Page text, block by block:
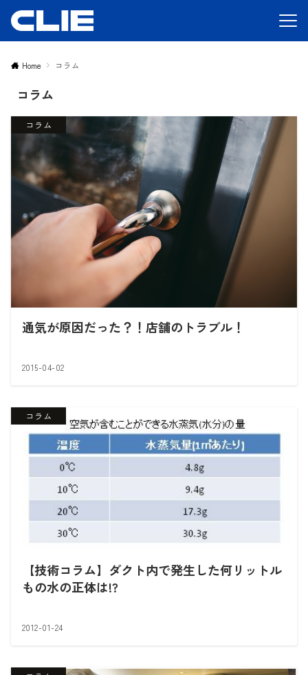
Home コラム
コラム
コラム
通気が原因だった？！店舗のトラブル！
2015-04-02
コラム
【技術コラム】ダクト内で発生した何リットル
もの水の正体は!?
2012-01-24